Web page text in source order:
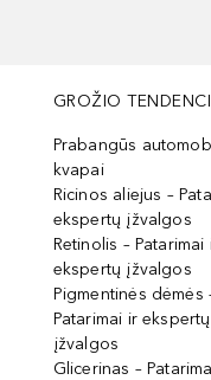
GROŽIO
Prabangūs
kvapai
Ricinos aliejus –
ekspertų įžvalgos
Retinolis – Patarimai
ekspertų įžvalgos
Pigmentinės dėmės
Patarimai ir ekspertų
įžvalgos
Glicerinas –